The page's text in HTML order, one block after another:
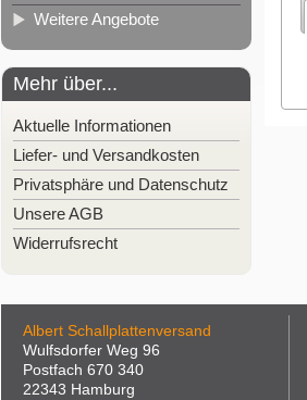
Weitere Angebote
Mehr über...
Aktuelle Informationen
Liefer- und Versandkosten
Privatsphäre und Datenschutz
Unsere AGB
Widerrufsrecht
Albert Schallplattenversand
Wulfsdorfer Weg 96
Postfach 670 340
22343 Hamburg